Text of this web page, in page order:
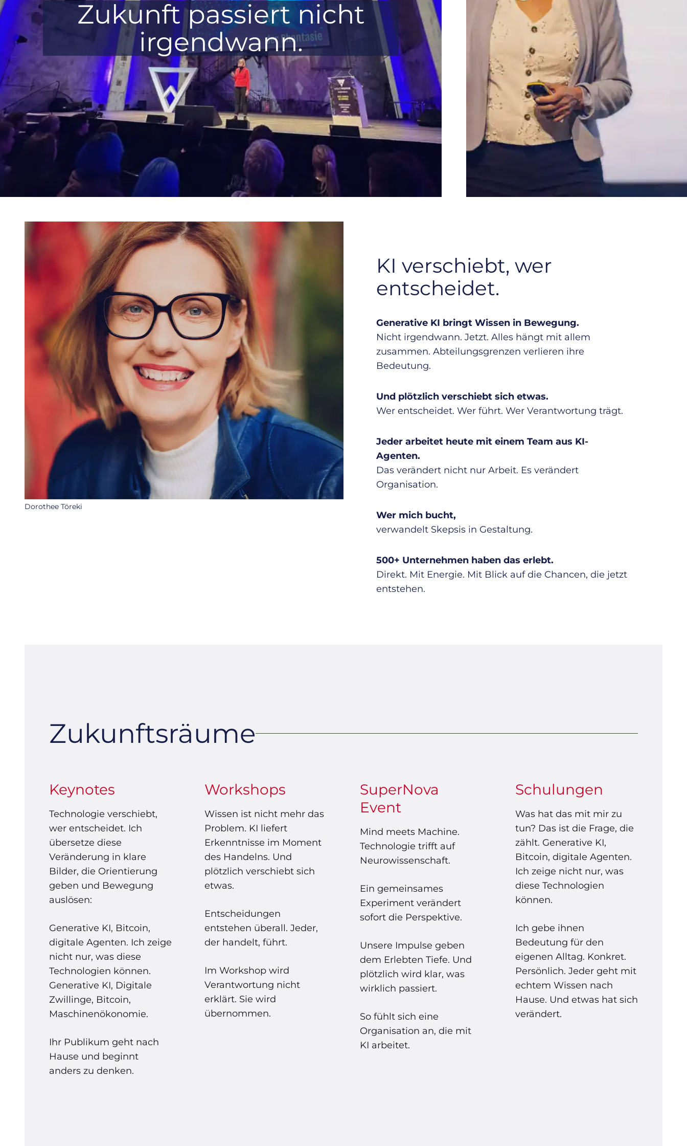
Zukunft passiert nicht
irgendwann.
Dorothee Töreki
KI verschiebt, wer
entscheidet.
Generative KI bringt Wissen in Bewegung.
Nicht irgendwann. Jetzt. Alles hängt mit allem
zusammen. Abteilungsgrenzen verlieren ihre
Bedeutung.
Und plötzlich verschiebt sich etwas.
Wer entscheidet. Wer führt. Wer Verantwortung trägt.
Jeder arbeitet heute mit einem Team aus KI-
Agenten.
Das verändert nicht nur Arbeit. Es verändert
Organisation.
Wer mich bucht,
verwandelt Skepsis in Gestaltung.
500+ Unternehmen haben das erlebt.
Direkt. Mit Energie. Mit Blick auf die Chancen, die jetzt
entstehen.
Zukunftsräume
Keynotes
Technologie verschiebt,
wer entscheidet. Ich
übersetze diese
Veränderung in klare
Bilder, die Orientierung
geben und Bewegung
auslösen:
Generative KI, Bitcoin,
digitale Agenten. Ich zeige
nicht nur, was diese
Technologien können.
Generative KI, Digitale
Zwillinge, Bitcoin,
Maschinenökonomie.
Ihr Publikum geht nach
Hause und beginnt
anders zu denken.
Workshops
Wissen ist nicht mehr das
Problem. KI liefert
Erkenntnisse im Moment
des Handelns. Und
plötzlich verschiebt sich
etwas.
Entscheidungen
entstehen überall. Jeder,
der handelt, führt.
Im Workshop wird
Verantwortung nicht
erklärt. Sie wird
übernommen.
SuperNova
Event
Mind meets Machine.
Technologie trifft auf
Neurowissenschaft.
Ein gemeinsames
Experiment verändert
sofort die Perspektive.
Unsere Impulse geben
dem Erlebten Tiefe. Und
plötzlich wird klar, was
wirklich passiert.
So fühlt sich eine
Organisation an, die mit
KI arbeitet.
Schulungen
Was hat das mit mir zu
tun? Das ist die Frage, die
zählt. Generative KI,
Bitcoin, digitale Agenten.
Ich zeige nicht nur, was
diese Technologien
können.
Ich gebe ihnen
Bedeutung für den
eigenen Alltag. Konkret.
Persönlich. Jeder geht mit
echtem Wissen nach
Hause. Und etwas hat sich
verändert.